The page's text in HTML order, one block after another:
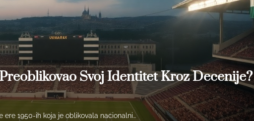
Svoj Identitet Kroz Decenije?
1950-ih koja je oblikovala nacionalni…